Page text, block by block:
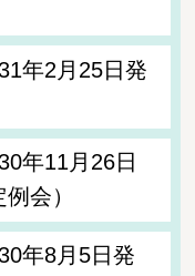
年2月25日発
年11月26日
会）
年8月5日発